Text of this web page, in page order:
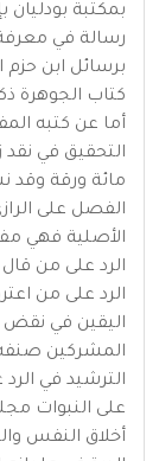
بمكتبة بودليان
رسالة في
برسائل ابن حزم
كتاب الجوهرة
أما عن كتبه
التحقيق في نقد
مائة ورقة وقد
الفصل على
الأصلية فهي
الرد على من
الرد على من
اليقين في نقض
المشركين
الترشيد في
على النبوات
أخلاق النفس